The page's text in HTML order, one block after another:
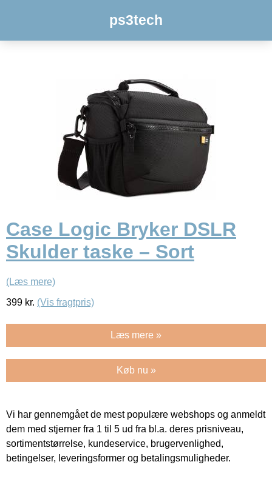
ps3tech
Case Logic Bryker DSLR
Skulder taske – Sort
(Læs mere)
399 kr. (Vis fragtpris)
Læs mere »
Køb nu »
Vi har gennemgået de mest populære webshops og anmeldt
dem med stjerner fra 1 til 5 ud fra bl.a. deres prisniveau,
sortimentstørrelse, kundeservice, brugervenlighed,
betingelser, leveringsformer og betalingsmuligheder.